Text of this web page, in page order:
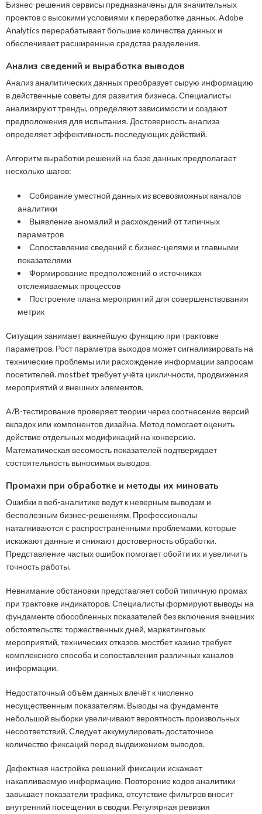
Бизнес-решения сервисы предназначены для значительных
проектов с высокими условиями к переработке данных. Adobe
Analytics перерабатывает большие количества данных и
обеспечивает расширенные средства разделения.
Анализ сведений и выработка выводов
Анализ аналитических данных преобразует сырую информацию
в действенные советы для развития бизнеса. Специалисты
анализируют тренды, определяют зависимости и создают
предположения для испытания. Достоверность анализа
определяет эффективность последующих действий.
Алгоритм выработки решений на базе данных предполагает
несколько шагов:
Собирание уместной данных из всевозможных каналов
аналитики
Выявление аномалий и расхождений от типичных
параметров
Сопоставление сведений с бизнес-целями и главными
показателями
Формирование предположений о источниках
отслеживаемых процессов
Построение плана мероприятий для совершенствования
метрик
Ситуация занимает важнейшую функцию при трактовке
параметров. Рост параметра выходов может сигнализировать на
технические проблемы или расхождение информации запросам
посетителей. mostbet требует учёта цикличности, продвижения
мероприятий и внешних элементов.
A/B-тестирование проверяет теории через соотнесение версий
вкладок или компонентов дизайна. Метод помогает оценить
действие отдельных модификаций на конверсию.
Математическая весомость показателей подтверждает
состоятельность выносимых выводов.
Промахи при обработке и методы их миновать
Ошибки в веб-аналитике ведут к неверным выводам и
бесполезным бизнес-решениям. Профессионалы
наталкиваются с распространёнными проблемами, которые
искажают данные и снижают достоверность обработки.
Представление частых ошибок помогает обойти их и увеличить
точность работы.
Невнимание обстановки представляет собой типичную промах
при трактовке индикаторов. Специалисты формируют выводы на
фундаменте обособленных показателей без включения внешних
обстоятельств: торжественных дней, маркетинговых
мероприятий, технических отказов. мостбет казино требует
комплексного способа и сопоставления различных каналов
информации.
Недостаточный объём данных влечёт к численно
несущественным показателям. Выводы на фундаменте
небольшой выборки увеличивают вероятность произвольных
несоответствий. Следует аккумулировать достаточное
количество фиксаций перед выдвижением выводов.
Дефектная настройка решений фиксации искажает
накапливаемую информацию. Повторение кодов аналитики
завышает показатели трафика, отсутствие фильтров вносит
внутренний посещения в сводки. Регулярная ревизия